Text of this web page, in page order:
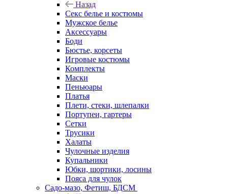
Назад
Секс белье и костюмы
Мужское белье
Аксессуары
Боди
Бюстье, корсеты
Игровые костюмы
Комплекты
Маски
Пеньюары
Платья
Плети, стеки, шлепалки
Портупеи, гартеры
Сетки
Трусики
Халаты
Чулочные изделия
Купальники
Юбки, шортики, лосины
Пояса для чулок
Садо-мазо, Фетиш, БДСМ